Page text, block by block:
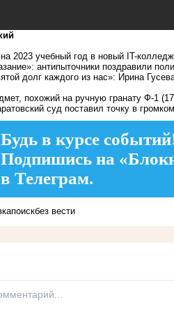
2023 учебный год в новый IT-колледж
антипыточники поздравили
долг каждого из нас»: Ирина
похожий на ручную гранату Ф-1
суд поставил точку в
Будь в курсе
Подпишись на
в Телеграм.
поискбез вести